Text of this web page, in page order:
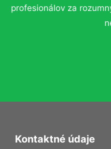
profesionálov za
Kontaktné údaje